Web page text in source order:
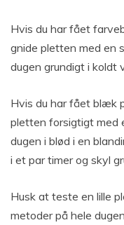
Hvis du har fået
gnide pletten med en
dugen grundigt i koldt
Hvis du har fået blæk
pletten forsigtigt med
dugen i blød i en
i et par timer og skyl
Husk at teste en lille
metoder på hele